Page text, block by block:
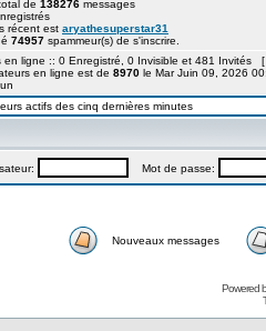
de 138276 messages
récent est aryathesuperstar31
74957 spammeur(s) de s'inscrire.
en ligne :: 0 Enregistré, 0 Invisible et 481 Invités [
en ligne est de 8970 le Mar Juin 09, 2026
actifs des cinq dernières minutes
Mot de passe:
Nouveaux messages
Powered